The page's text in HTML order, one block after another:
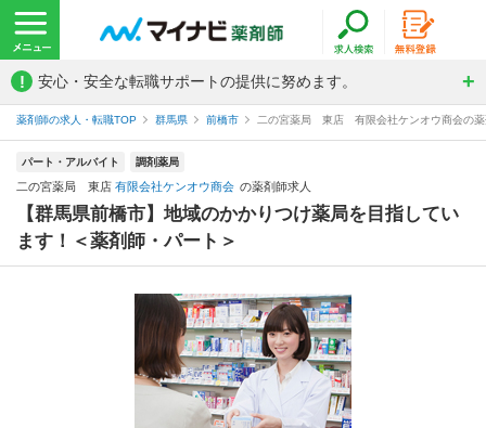
! 安心・安全な転職サポートの提供に努めます。
薬剤師の求人・転職TOP 群馬県 前橋市 二の宮薬局 東店 有限会社ケンオウ商会の薬
パート・アルバイト 調剤薬局
二の宮薬局 東店 有限会社ケンオウ商会 の薬剤師求人
【群馬県前橋市】地域のかかりつけ薬局を目指してい
ます！＜薬剤師・パート＞